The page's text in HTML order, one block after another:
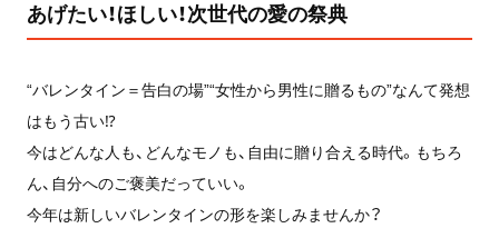
あげたい！ほしい！次世代の愛の祭典
“バレンタイン＝告白の場”“女性から男性に贈るもの”なんて発想
はもう古い⁉
今はどんな人も、どんなモノも、自由に贈り合える時代。もちろ
ん、自分へのご褒美だっていい。
今年は新しいバレンタインの形を楽しみませんか？